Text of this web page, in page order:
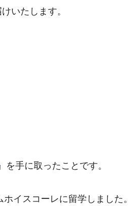
いたします。
を手に取ったことです。
イスコーレに留学しました。